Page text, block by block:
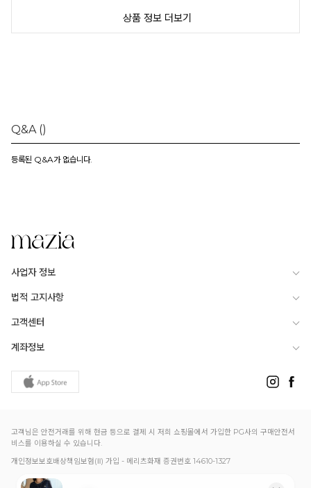
상품 정보 더보기
Q&A ()
등록된 Q&A가 없습니다.
사업자 정보
법적 고지사항
고객센터
계좌정보
고객님은 안전거래를 위해 현금 등으로 결제 시 저희 쇼핑몰에서 가입한 PG사의 구매안전서
비스를 이용하실 수 있습니다.
개인정보보호배상책임보험(Ⅱ) 가입 - 메리츠화재 증권번호 14610-1327